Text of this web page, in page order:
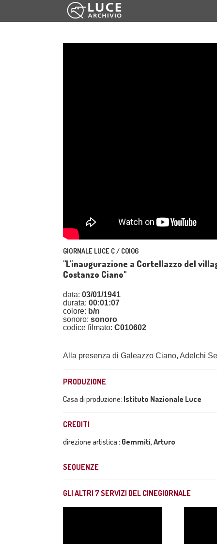
GIORNALE LUCE C / C0106
"L'inaugurazione a Cortellazzo del
Costanzo Ciano"
data: 03/01/1941
durata: 00:01:07
colore: b/n
sonoro: sonoro
codice filmato: C010602
Alla presenza di Galeazzo Ciano, Adelchi
PRODUZIONE
Casa di produzione: Istituto Nazionale Luce
CREDITI
direzione artistica : Gemmiti, Arturo
SEQUENZE
GLI ALTRI 7 SERVIZI DEL CINEGIORNALE